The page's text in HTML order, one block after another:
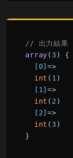
// 出力結果
array ( 3)
{
[0]=>
int ( 1)
[1]=>
int ( 2)
[2]=>
int ( 3)
}